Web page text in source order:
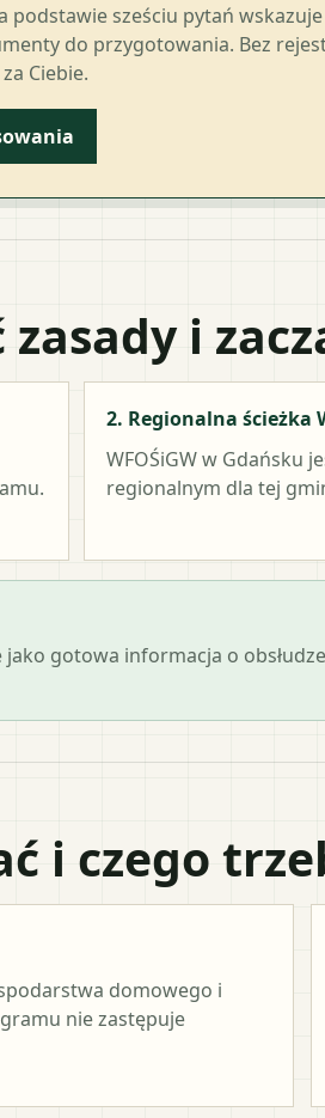
podstawie sześciu pytań
do przygotowania. Bez
Ciebie.
i
2. Regionalna ścieżka
WFOŚiGW w Gdańsku
regionalnym dla tej
gotowa informacja o
i czego
domowego i
nie zastępuje